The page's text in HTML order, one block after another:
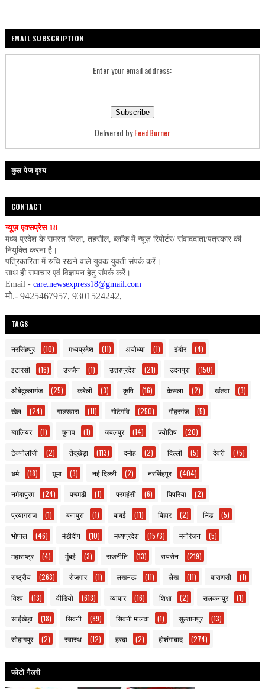
EMAIL SUBSCRIPTION
Enter your email address:
Delivered byFeedBurner
कुल पेज दृश्य
CONTACT
न्यूज़ एक्सप्रेस 18
मध्य प्रदेश के समस्त जिला, तहसील, ब्लॉक में न्यूज़ रिपोर्टर/ संवाददाता/पत्रकार की
नियुक्ति करना है।
पत्रिकारिता में रुचि रखने वाले युवक युवती संपर्क करें।
साथ ही समाचार एवं विज्ञापन हेतु संपर्क करें।
Email - care.newsexpress18@gmail.com
मो.- 9425467957, 9301524242,
TAGS
नरसिंहपुर (10) मध्यप्रदेश (11) अयोध्या (1) इंदौर (4)
इटारसी (16) उज्जैन (1) उत्तरप्रदेश (21) उदयपुरा (150)
ओबेदुल्लागंज (25) करेली (3) कृषि (16) केसला (2) खंडवा (3)
खेल (24) गाडरवारा (11) गोटेगाँव (250) गौहरगंज (5)
ग्वालियर (1) चुनाव (1) जबलपुर (14) ज्योतिष (20)
टेक्नोलॉजी (2) तेंदूखेड़ा (113) दमोह (2) दिल्ली (5) देवरी (75)
धर्म (18) धूमा (3) नई दिल्ली (2) नरसिंहपुर (404)
नर्मदापुरम (24) पचमढ़ी (1) परमहंसी (6) पिपरिया (2)
प्रयागराज (1) बनापुरा (1) बाबई (11) बिहार (2) भिंड (5)
भोपाल (46) मंडीदीप (10) मध्यप्रदेश (1573) मनोरंजन (5)
महाराष्ट्र (4) मुंबई (3) राजनीति (13) रायसेन (219)
राष्ट्रीय (263) रोजगार (1) लखनऊ (11) लेख (11) वाराणसी (1)
विश्व (13) वीडियो (613) व्यापार (16) शिक्षा (2) सलकनपुर (1)
साईंखेड़ा (18) सिवनी (89) सिवनी मालवा (1) सुल्तानपुर (13)
सोहागपुर (2) स्वास्थ (12) हरदा (2) होशंगाबाद (274)
फोटो गैलरी